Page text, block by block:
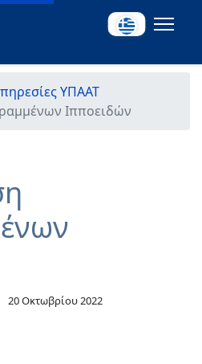
ΥΠΑΑΤ
Ιπποειδών
20 Οκτωβρίου 2022